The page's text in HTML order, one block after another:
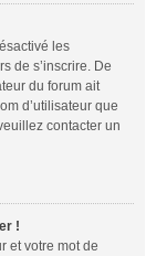
les
de s’inscrire. De
du forum ait
d’utilisateur que
contacter un
!
et votre mot de